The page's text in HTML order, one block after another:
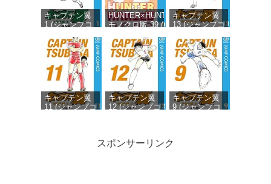
キャプテン翼
1 (ジャンプコ
DIGITAL)
HUNTER×HUNTER
モノクロ版 39 (ジ
DIGITAL)
キャプテン翼
13 (ジャンプコ
DIGITAL)
キャプテン翼
11 (ジャンプコ
キャプテン翼
12 (ジャンプコ
キャプテン翼
9 (ジャンプコ
スポンサーリンク